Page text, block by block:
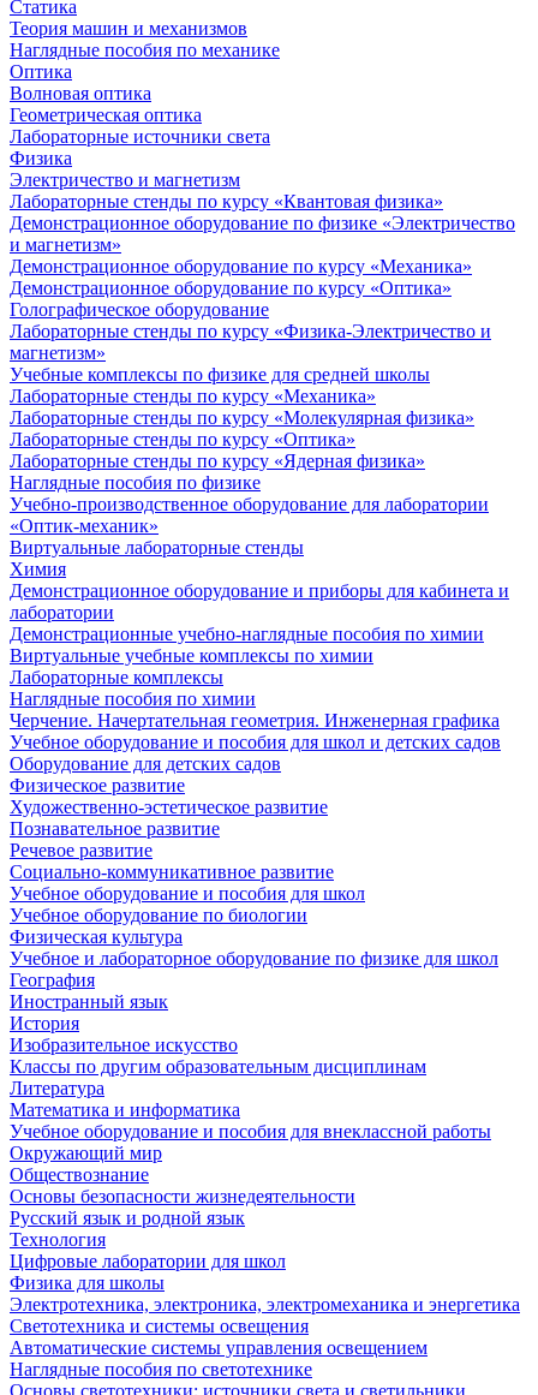
Статика
Теория машин и механизмов
Наглядные пособия по механике
Оптика
Волновая оптика
Геометрическая оптика
Лабораторные источники света
Физика
Электричество и магнетизм
Лабораторные стенды по курсу «Квантовая физика»
Демонстрационное оборудование по физике «Электричество
и магнетизм»
Демонстрационное оборудование по курсу «Механика»
Демонстрационное оборудование по курсу «Оптика»
Голографическое оборудование
Лабораторные стенды по курсу «Физика-Электричество и
магнетизм»
Учебные комплексы по физике для средней школы
Лабораторные стенды по курсу «Механика»
Лабораторные стенды по курсу «Молекулярная физика»
Лабораторные стенды по курсу «Оптика»
Лабораторные стенды по курсу «Ядерная физика»
Наглядные пособия по физике
Учебно-производственное оборудование для лаборатории
«Оптик-механик»
Виртуальные лабораторные стенды
Химия
Демонстрационное оборудование и приборы для кабинета и
лаборатории
Демонстрационные учебно-наглядные пособия по химии
Виртуальные учебные комплексы по химии
Лабораторные комплексы
Наглядные пособия по химии
Черчение. Начертательная геометрия. Инженерная графика
Учебное оборудование и пособия для школ и детских садов
Оборудование для детских садов
Физическое развитие
Художественно-эстетическое развитие
Познавательное развитие
Речевое развитие
Социально-коммуникативное развитие
Учебное оборудование и пособия для школ
Учебное оборудование по биологии
Физическая культура
Учебное и лабораторное оборудование по физике для школ
География
Иностранный язык
История
Изобразительное искусство
Классы по другим образовательным дисциплинам
Литература
Математика и информатика
Учебное оборудование и пособия для внеклассной работы
Окружающий мир
Обществознание
Основы безопасности жизнедеятельности
Русский язык и родной язык
Технология
Цифровые лаборатории для школ
Физика для школы
Электротехника, электроника, электромеханика и энергетика
Светотехника и системы освещения
Автоматические системы управления освещением
Наглядные пособия по светотехнике
Основы светотехники: источники света и светильники